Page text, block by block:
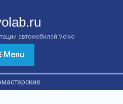
автомобилей Volvo
Menu